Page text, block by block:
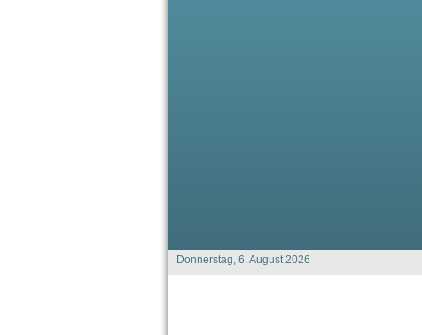
Donnerstag, 6. August 2026